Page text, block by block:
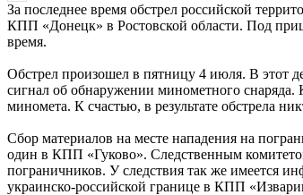
За последнее время обстрел российской
КПП «Донецк» в Ростовской области. Под
время.
Обстрел произошел в пятницу 4 июля. В этот
сигнал об обнаружении минометного снаряда.
миномета. К счастью, в результате обстрела
Сбор материалов на месте нападения на
один в КПП «Гуково». Следственным
пограничников. У следствия так же имеется
украинско-российской границе в КПП